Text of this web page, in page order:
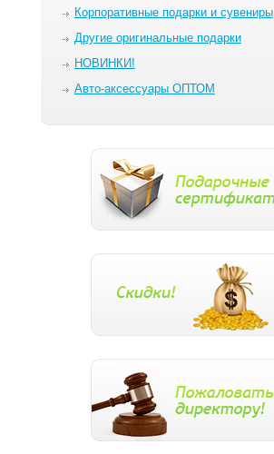
Корпоративные подарки и сувениры
Другие оригинальные подарки
НОВИНКИ!
Авто-аксессуары ОПТОМ